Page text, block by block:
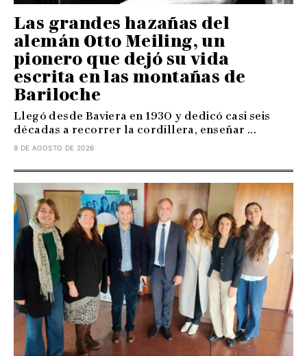
Las grandes hazañas del
alemán Otto Meiling, un
pionero que dejó su vida
escrita en las montañas de
Bariloche
Llegó desde Baviera en 1930 y dedicó casi seis
décadas a recorrer la cordillera, enseñar ...
8 DE AGOSTO DE 2026